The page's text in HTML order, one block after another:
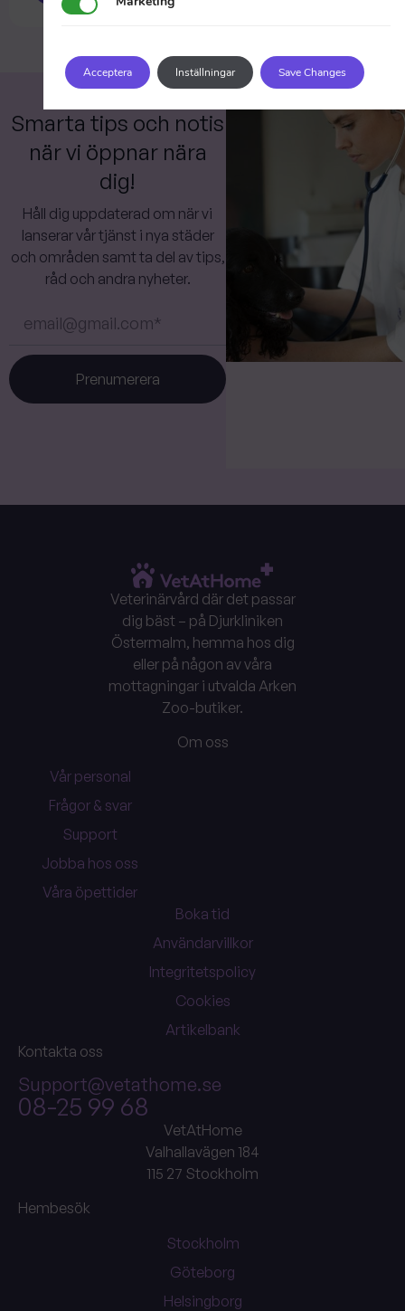
Smarta tips och notis
när vi öppnar nära
dig!
Håll dig uppdaterad om när vi
lanserar vår tjänst i nya städer
och områden samt ta del av tips,
råd och andra nyheter.
Prenumerera
Veterinärvård där det passar
dig bäst – på Djurkliniken
Östermalm, hemma hos dig
eller på någon av våra
mottagningar i utvalda Arken
Zoo-butiker.
Om oss
Vår personal
Frågor & svar
Support
Jobba hos oss
Våra öpettider
Boka tid
Användarvillkor
Integritetspolicy
Cookies
Artikelbank
Kontakta oss
Support@vetathome.se
08-25 99 68
VetAtHome
Valhallavägen 184
115 27 Stockholm
Hembesök
Stockholm
Göteborg
Helsingborg
Acceptera Inställningar Save Changes